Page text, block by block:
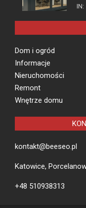
IN:
Dom i ogród
Informacje
Nieruchomości
Remont
Wnętrze domu
kontakt@beeseo.pl
Katowice,
+48 510938313